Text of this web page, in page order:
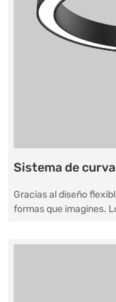
Sistema de
Gracias al diseño
formas que imagines.